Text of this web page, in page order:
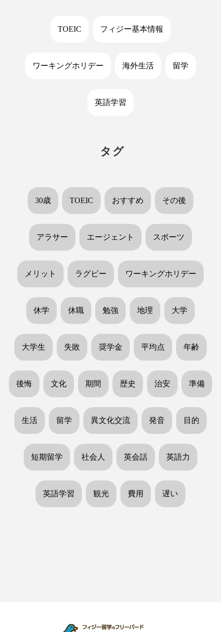
TOEIC フィジー基本情報
ワーキングホリデー 海外生活 留学
英語学習
タグ
30歳 TOEIC おすすめ その後
アラサー エージェント スポーツ
メリット ラグビー ワーキングホリデー
休学 休職 勉強 地理 大学
大学生 失敗 奨学金 平均点 年齢
後悔 文化 期間 歴史 治安 準備
生活 留学 異文化交流 発音 目的
短期留学 社会人 英会話 英語力
英語学習 観光 費用 遅い